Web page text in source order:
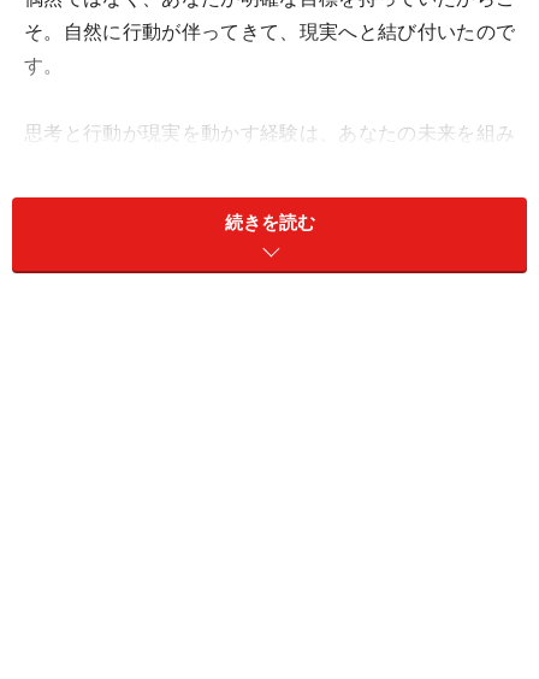
そ。自然に行動が伴ってきて、現実へと結び付いたので
す。
思考と行動が現実を動かす経験は、あなたの未来を組み
思考を現実化し、先を見通す力をつけるには、“火のパワ
続きを読む